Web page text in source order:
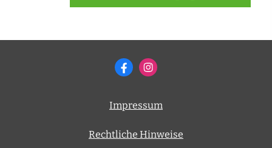
Impressum
Rechtliche Hinweise